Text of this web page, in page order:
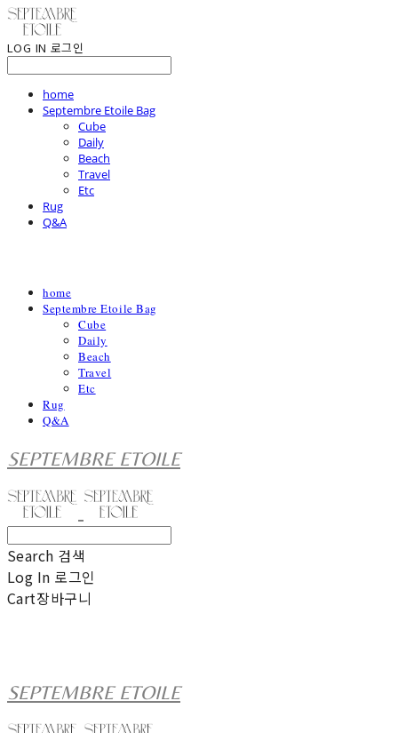
LOG IN 로그인
home
Septembre Etoile Bag
Cube
Daily
Beach
Travel
Etc
Rug
Q&A
home
Septembre Etoile Bag
Cube
Daily
Beach
Travel
Etc
Rug
Q&A
SEPTEMBRE ETOILE
Search 검색
Log In 로그인
Cart장바구니
SEPTEMBRE ETOILE